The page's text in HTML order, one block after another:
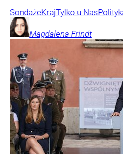
SondażeKrajTylko u Nas
Magdalena Frindt